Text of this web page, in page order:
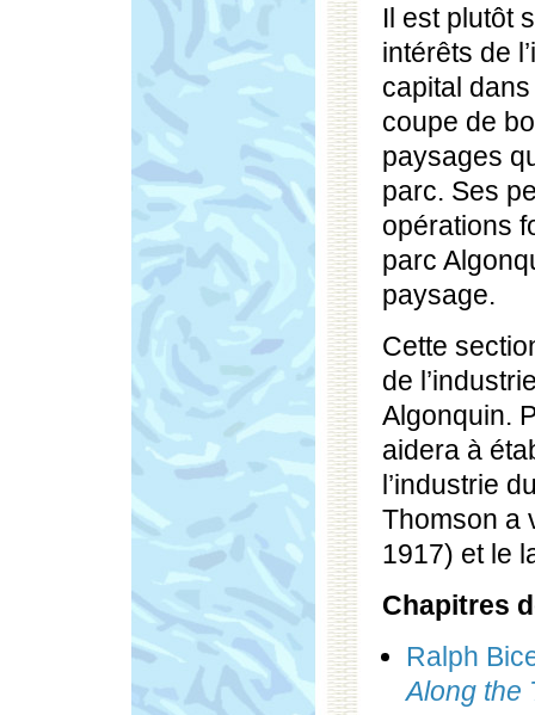
Il est plutôt
intérêts de
capital
coupe de
paysages
parc. Ses
opérations
parc
paysage.
Cette
de
Algonquin.
aidera à
l’industrie
Thomson a
1917) et le
Chapitres
Ralph
Along the